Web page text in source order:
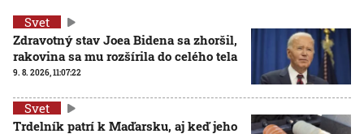
Svet
Zdravotný stav Joea Bidena sa zhoršil,
rakovina sa mu rozšírila do celého tela
9. 8. 2026, 11:07:22
Svet
Trdelník patrí k Maďarsku, aj keď jeho